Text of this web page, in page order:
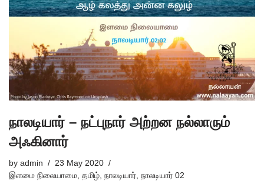
நாலடியார் – நட்புநார் அற்றன நல்லாரும்
அஃகினார்
by admin
23 May 2020
இளமை நிலையாமை தமிழ் நாலடியார் நாலடியார் 02